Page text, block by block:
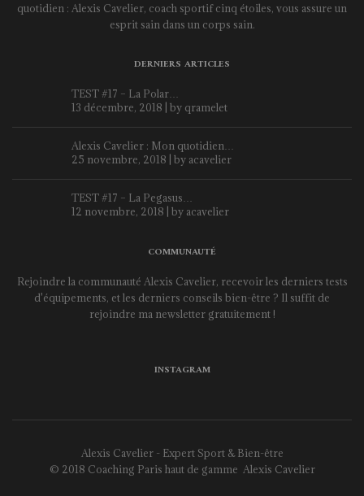
quotidien : Alexis Cavelier, coach sportif cinq étoiles, vous assure un
esprit sain dans un corps sain.
DERNIERS ARTICLES
TEST #17 – La Polar…
13 décembre, 2018 | by qramelet
Alexis Cavelier : Mon quotidien…
25 novembre, 2018 | by acavelier
TEST #17 – La Pegasus…
12 novembre, 2018 | by acavelier
COMMUNAUTÉ
Rejoindre la communauté Alexis Cavelier, recevoir les derniers tests
d'équipements, et les derniers conseils bien-être ? Il suffit de
rejoindre ma newsletter gratuitement !
INSTAGRAM
Alexis Cavelier - Expert Sport & Bien-être
© 2018 Coaching Paris haut de gamme Alexis Cavelier